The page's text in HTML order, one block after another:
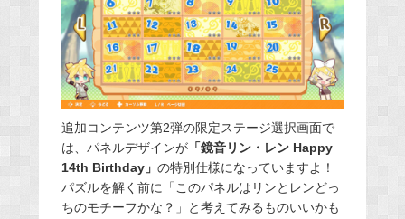
追加コンテンツ第2弾の限定ステージ選択画面で
は、パネルデザインが「鏡音リン・レン Happy
14th Birthday」 の特別仕様になっていますよ！
パズルを解く前に「このパネルはリンとレンどっ
ちのモチーフかな？」と考えてみるものいいかも